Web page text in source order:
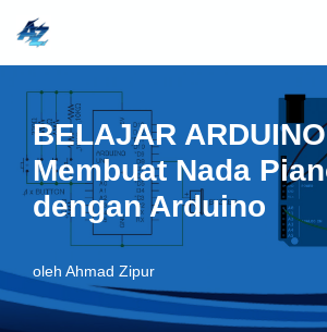
ke
konten
BELAJAR
Membuat Nada
dengan Arduino
oleh Ahmad Zipur